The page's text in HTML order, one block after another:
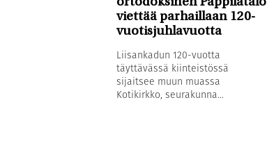
viettää parhaillaan 120-
vuotisjuhlavuotta
Liisankadun 120-vuotta
täyttävässä kiinteistössä
sijaitsee muun muassa
Kotikirkko, seurakunna...